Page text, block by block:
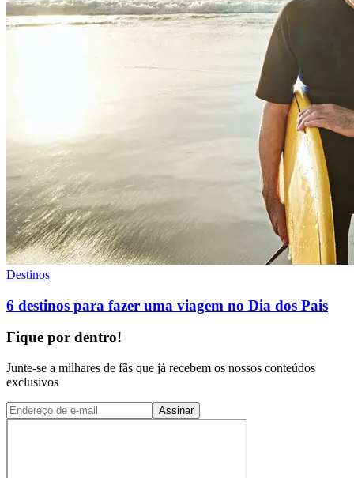
Destinos
6 destinos para fazer uma viagem no Dia dos Pais
Fique por dentro!
Junte-se a milhares de fãs que já recebem os nossos conteúdos
exclusivos
Assinar